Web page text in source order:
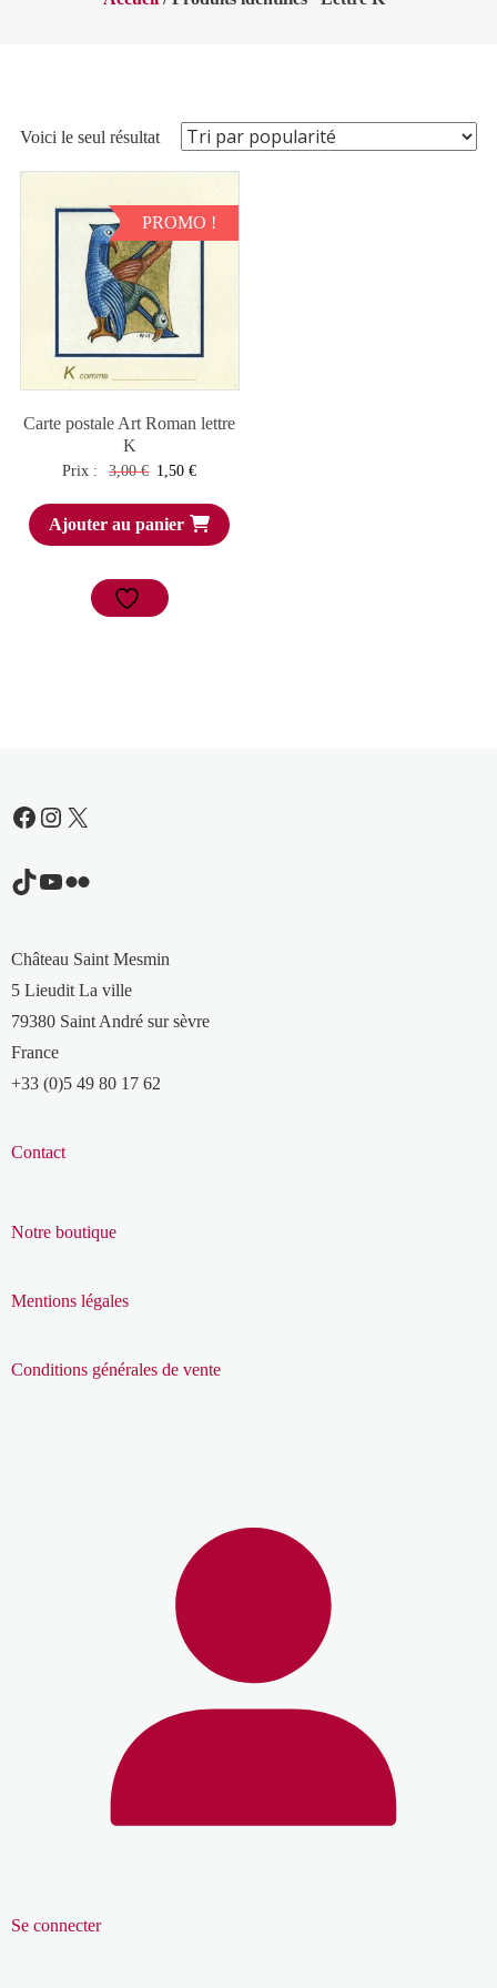
Voici le seul résultat
PROMO !
Carte postale Art Roman lettre
K
Prix : 3,00€ Le
initial
3,00 €.
1,50€Le
actuel
Ajouter au panier
Facebook
Instagram
X
TikTok
YouTube
Flickr
Château Saint Mesmin
5 Lieudit La ville
79380 Saint André sur sèvre
France
+33 (0)5 49 80 17 62
Contact
Notre boutique
Mentions légales
Conditions générales de vente
Se connecter